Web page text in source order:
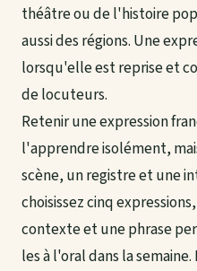
théâtre ou de l'histoire
aussi des régions. Une
lorsqu'elle est reprise et
de locuteurs.
Retenir une expression
l'apprendre isolément,
scène, un registre et une
choisissez cinq
contexte et une phrase
les à l'oral dans la